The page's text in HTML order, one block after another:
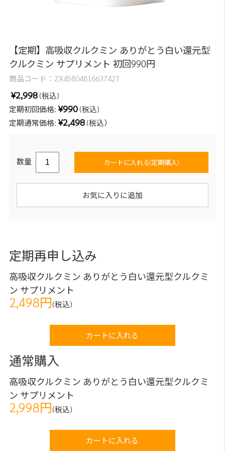
【定期】高吸収クルクミン ありがとう白い還元型
クルクミン サプリメント 初回990円
商品コード： ZX4580481663742T
¥2,998 (税込)
定期初回価格: ¥990 (税込)
定期通常価格: ¥2,498 (税込）
数量 カートに入れる(定期購入)
お気に入りに追加
定期再申し込み
高吸収クルクミン ありがとう白い還元型クルクミ
ン サプリメント
2,498円(税込)
カートに入れる
通常購入
高吸収クルクミン ありがとう白い還元型クルクミ
ン サプリメント
2,998円(税込)
カートに入れる